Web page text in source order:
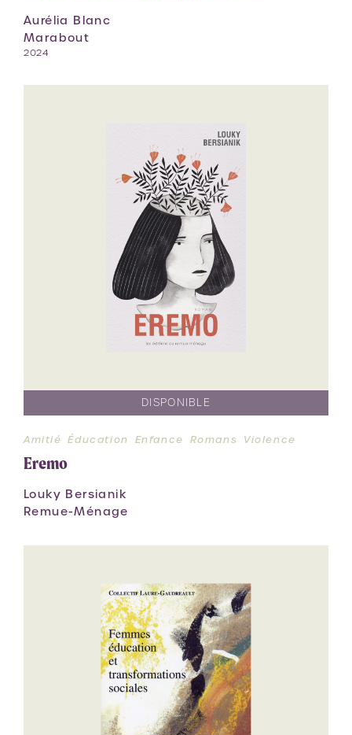
Aurélia Blanc
Marabout
2024
DISPONIBLE
Amitié Éducation Enfance Romans Violence
Eremo
Louky Bersianik
Remue-Ménage